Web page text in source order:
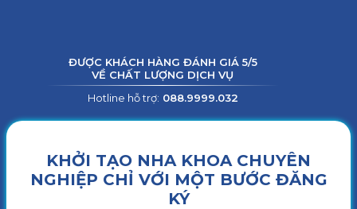
ĐƯỢC KHÁCH HÀNG ĐÁNH GIÁ 5/5
VỀ CHẤT LƯỢNG DỊCH VỤ
Hotline hỗ trợ: 088.9999.032
KHỞI TẠO NHA KHOA CHUYÊN
NGHIỆP CHỈ VỚI MỘT BƯỚC ĐĂNG
KÝ